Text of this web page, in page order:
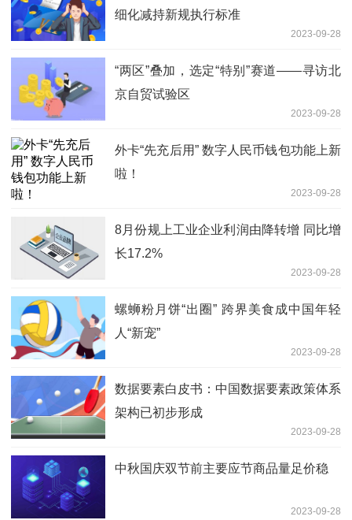
细化减持新规执行标准
2023-09-28
“两区”叠加，选定“特别”赛道——寻访北
京自贸试验区
2023-09-28
外卡“先充后用” 数字人民币钱包功能上新
啦！
2023-09-28
8月份规上工业企业利润由降转增 同比增
长17.2%
2023-09-28
螺蛳粉月饼“出圈” 跨界美食成中国年轻
人“新宠”
2023-09-28
数据要素白皮书：中国数据要素政策体系
架构已初步形成
2023-09-28
中秋国庆双节前主要应节商品量足价稳
2023-09-28